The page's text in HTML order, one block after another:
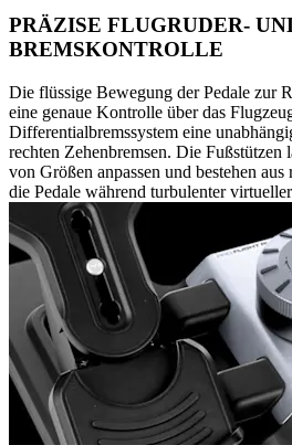
PRÄZISE FLUGRUDER-
BREMSKONTROLLE
Die flüssige Bewegung der Pedale zur
eine genaue Kontrolle über das
Differentialbremssystem eine
rechten Zehenbremsen. Die Fußstützen
von Größen anpassen und bestehen
die Pedale während turbulenter